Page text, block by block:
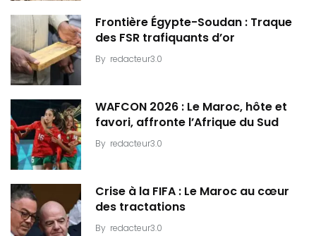
Frontière Égypte-Soudan : Traque
des FSR trafiquants d’or
By redacteur3.0
WAFCON 2026 : Le Maroc, hôte et
favori, affronte l’Afrique du Sud
By redacteur3.0
Crise à la FIFA : Le Maroc au cœur
des tractations
By redacteur3.0